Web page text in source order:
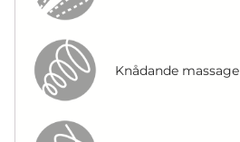
Knådande massage